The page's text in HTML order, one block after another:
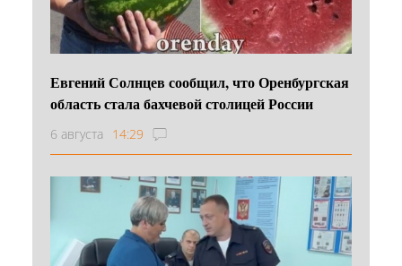
Евгений Солнцев сообщил, что Оренбургская
область стала бахчевой столицей России
6 августа 14:29